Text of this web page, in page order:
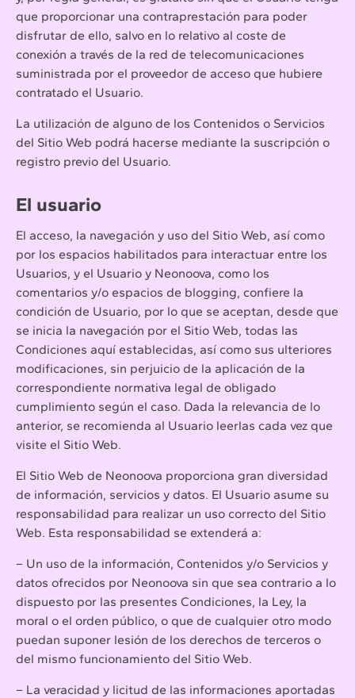
que proporcionar una contraprestación para poder
disfrutar de ello, salvo en lo relativo al coste de
conexión a través de la red de telecomunicaciones
suministrada por el proveedor de acceso que hubiere
contratado el Usuario.
La utilización de alguno de los Contenidos o Servicios
del Sitio Web podrá hacerse mediante la suscripción o
registro previo del Usuario.
El usuario
El acceso, la navegación y uso del Sitio Web, así como
por los espacios habilitados para interactuar entre los
Usuarios, y el Usuario y Neonoova, como los
comentarios y/o espacios de blogging, confiere la
condición de Usuario, por lo que se aceptan, desde que
se inicia la navegación por el Sitio Web, todas las
Condiciones aquí establecidas, así como sus ulteriores
modificaciones, sin perjuicio de la aplicación de la
correspondiente normativa legal de obligado
cumplimiento según el caso. Dada la relevancia de lo
anterior, se recomienda al Usuario leerlas cada vez que
visite el Sitio Web.
El Sitio Web de Neonoova proporciona gran diversidad
de información, servicios y datos. El Usuario asume su
responsabilidad para realizar un uso correcto del Sitio
Web. Esta responsabilidad se extenderá a:
– Un uso de la información, Contenidos y/o Servicios y
datos ofrecidos por Neonoova sin que sea contrario a lo
dispuesto por las presentes Condiciones, la Ley, la
moral o el orden público, o que de cualquier otro modo
puedan suponer lesión de los derechos de terceros o
del mismo funcionamiento del Sitio Web.
– La veracidad y licitud de las informaciones aportadas